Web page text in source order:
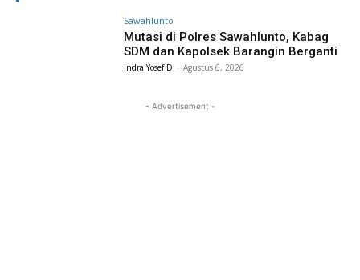
Sawahlunto
Mutasi di Polres Sawahlunto, Kabag
SDM dan Kapolsek Barangin Berganti
Indra Yosef D - Agustus 6, 2026
- Advertisement -